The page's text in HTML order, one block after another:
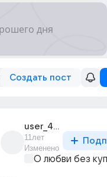
Создать пост
user_45246915
11лет
Изменено
О любви без